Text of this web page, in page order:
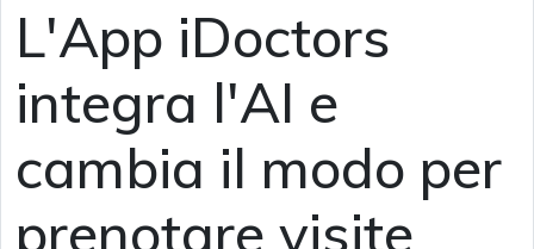
L'App iDoctors
integra l'AI e
cambia il modo per
prenotare visite